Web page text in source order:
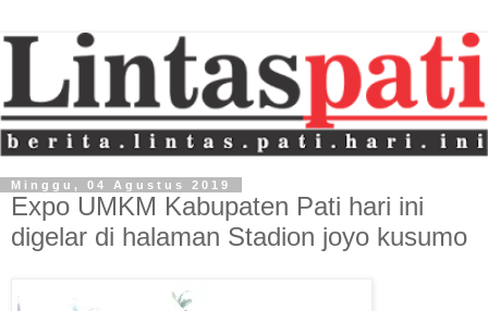
Minggu, 04 Agustus 2019
Expo UMKM Kabupaten Pati hari ini
digelar di halaman Stadion joyo kusumo